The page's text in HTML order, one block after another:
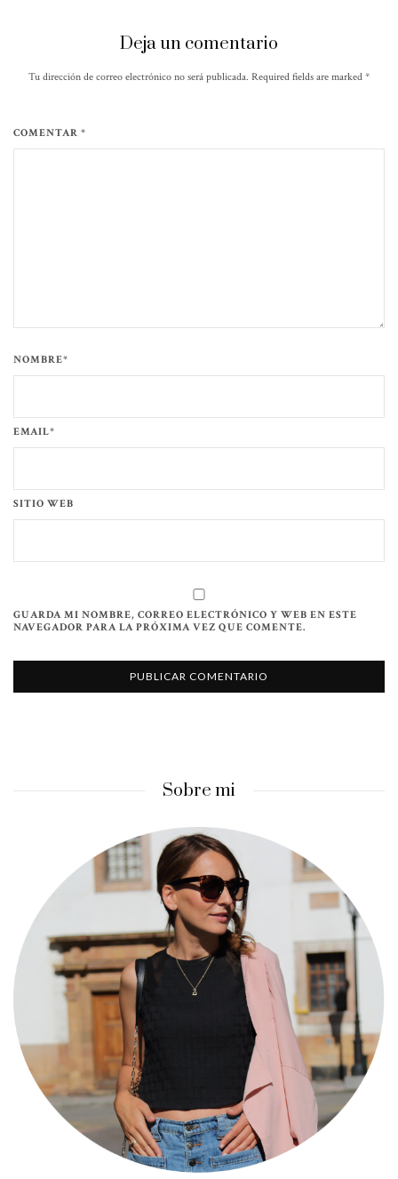
Deja un comentario
Tu dirección de correo electrónico no será publicada. Required fields are marked *
COMENTAR *
NOMBRE*
EMAIL*
SITIO WEB
GUARDA MI NOMBRE, CORREO ELECTRÓNICO Y WEB EN ESTE
NAVEGADOR PARA LA PRÓXIMA VEZ QUE COMENTE.
Sobre mi